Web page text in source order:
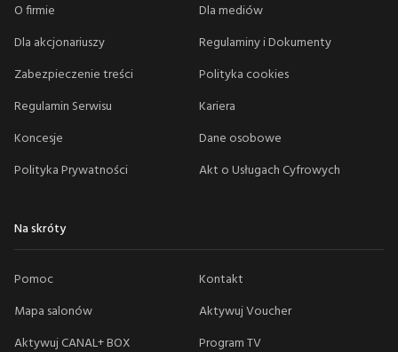
O firmie
Dla mediów
Dla akcjonariuszy
Regulaminy i Dokumenty
Zabezpieczenie treści
Polityka cookies
Regulamin Serwisu
Kariera
Koncesje
Dane osobowe
Polityka Prywatności
Akt o Usługach Cyfrowych
Na skróty
Pomoc
Kontakt
Mapa salonów
Aktywuj Voucher
Aktywuj CANAL+ BOX
Program TV